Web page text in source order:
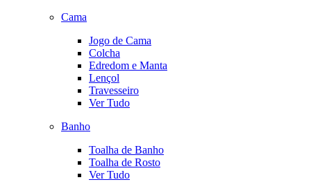
Cama
Jogo de Cama
Colcha
Edredom e Manta
Lençol
Travesseiro
Ver Tudo
Banho
Toalha de Banho
Toalha de Rosto
Ver Tudo